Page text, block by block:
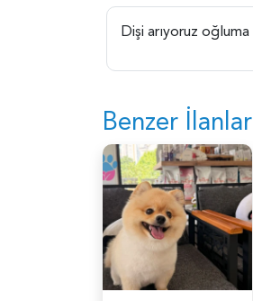
Dişi arıyoruz oğluma
Benzer İlanlar